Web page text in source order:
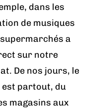
dans les
de musiques
a
sur notre
De nos jours, le
est partout, du
magasins aux